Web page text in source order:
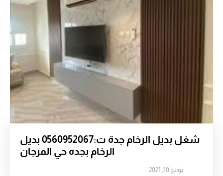
شغل بديل الرخام جدة ت:0560952067 بديل
الرخام بجده حي المرجان
يونيو 10, 2021